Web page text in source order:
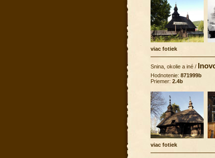
viac fotiek
Snina, okolie a iné /
Hodnotenie: 871999b
Priemer: 2.4b
viac fotiek